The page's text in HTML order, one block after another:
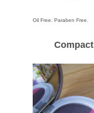
Oil Free. Paraben Free.